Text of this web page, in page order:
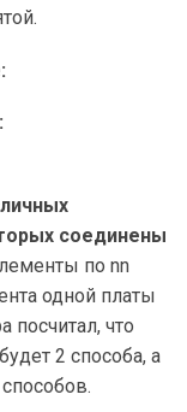
соединены
по nn
одной платы
что
2 способа, а